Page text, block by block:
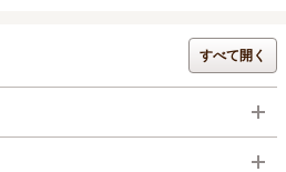
すべて開く